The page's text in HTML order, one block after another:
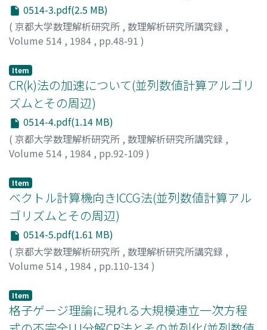
0514-3.pdf(2.5 MB)
( 京都大学数理解析研究所 , 数理解析研究所講究録 ,
Volume 514 , 1984 , pp.48-91 )
Item
CR(k)法の加速について(並列数値計算アルゴリ
ズムとその周辺)
0514-4.pdf(1.14 MB)
( 京都大学数理解析研究所 , 数理解析研究所講究録 ,
Volume 514 , 1984 , pp.92-109 )
Item
ベクトル計算機向きICCG法(並列数値計算アル
ゴリズムとその周辺)
0514-5.pdf(1.61 MB)
( 京都大学数理解析研究所 , 数理解析研究所講究録 ,
Volume 514 , 1984 , pp.110-134)
Item
格子ゲージ理論に現れる大規模連立一次方程